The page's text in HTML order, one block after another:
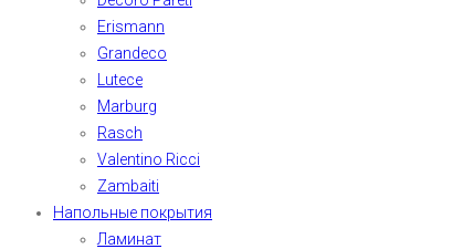
Erismann
Grandeco
Lutece
Marburg
Rasch
Valentino Ricci
Zambaiti
Напольные покрытия
Ламинат